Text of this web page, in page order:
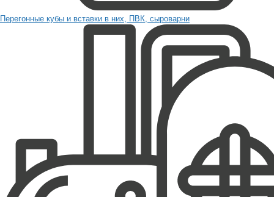
Перегонные кубы и вставки в них, ПВК, сыроварни